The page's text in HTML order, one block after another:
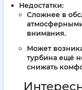
Недостатки:
Сложнее в
внимания.
Может
турбина ещё
снижать